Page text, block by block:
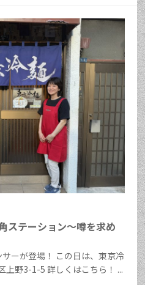
ステーション～噂を求め
ーが登場！ この日は、東京冷
野3-1-5 詳しくはこちら！ ...